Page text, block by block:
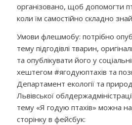
організовано, щоб допомогти
коли їм самостійно складно
Умови флешмобу: потрібно
тему підгодівлі тварин,
та опублікувати його у
хештегом #ягодуюптахів та
Департамент екології та
Львівської
тему «Я годую птахів» можна
сторінку в фейсбук: